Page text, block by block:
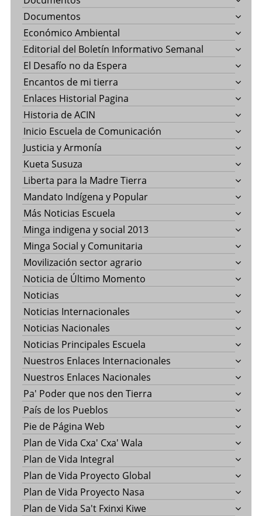
Documentos
Económico Ambiental
Editorial del Boletín Informativo Semanal
El Desafío no da Espera
Encantos de mi tierra
Enlaces Historial Pagina
Historia de ACIN
Inicio Escuela de Comunicación
Justicia y Armonía
Kueta Susuza
Liberta para la Madre Tierra
Mandato Indígena y Popular
Más Noticias Escuela
Minga indigena y social 2013
Minga Social y Comunitaria
Movilización sector agrario
Noticia de Último Momento
Noticias
Noticias Internacionales
Noticias Nacionales
Noticias Principales Escuela
Nuestros Enlaces Internacionales
Nuestros Enlaces Nacionales
Pa' Poder que nos den Tierra
País de los Pueblos
Pie de Página Web
Plan de Vida Cxa' Cxa' Wala
Plan de Vida Integral
Plan de Vida Proyecto Global
Plan de Vida Proyecto Nasa
Plan de Vida Sa't Fxinxi Kiwe